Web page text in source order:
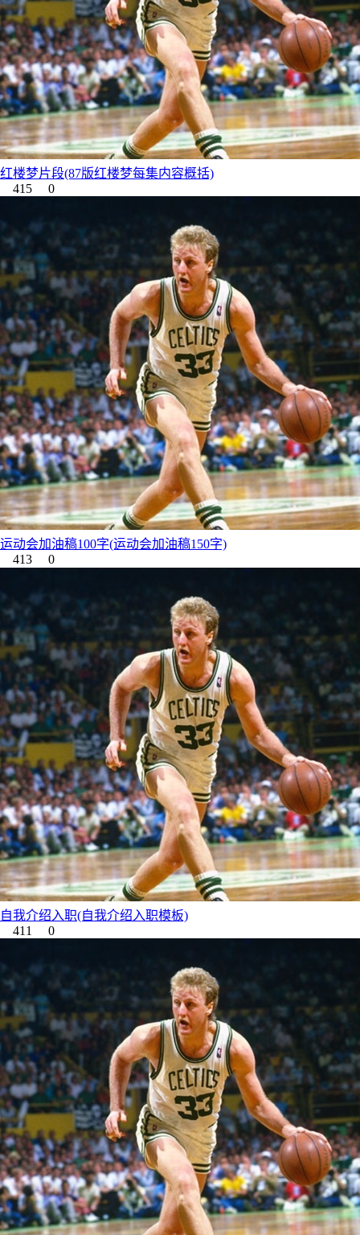
红楼梦片段(87版红楼梦每集内容概括)
415
0
运动会加油稿100字(运动会加油稿150字)
413
0
自我介绍入职(自我介绍入职模板)
411
0